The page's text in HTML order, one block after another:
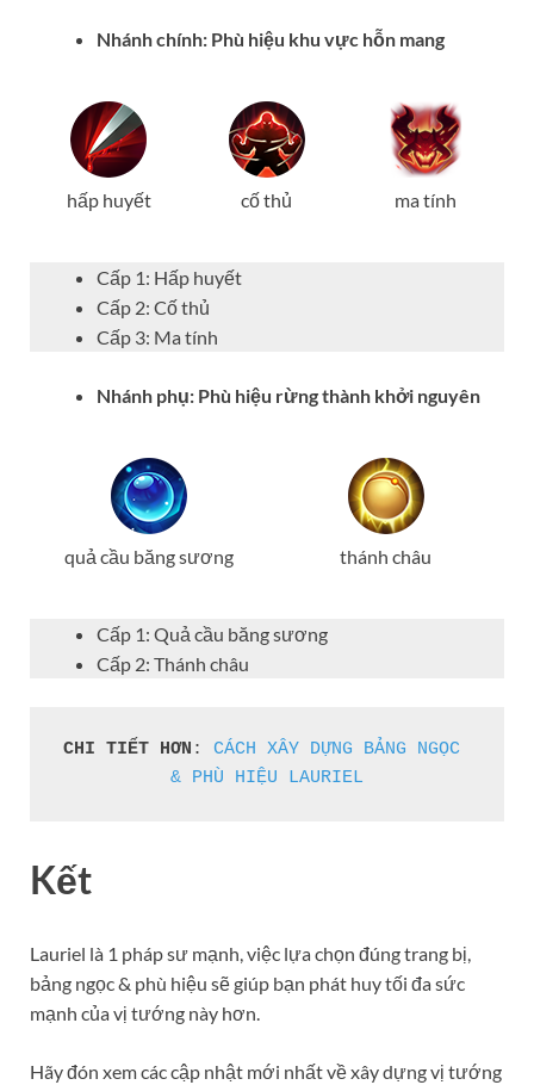
Nhánh chính: Phù hiệu khu vực hỗn mang
hấp huyết cố thủ ma tính
Cấp 1: Hấp huyết
Cấp 2: Cố thủ
Cấp 3: Ma tính
Nhánh phụ: Phù hiệu rừng thành khởi nguyên
quả cầu băng sương thánh châu
Cấp 1: Quả cầu băng sương
Cấp 2: Thánh châu
CHI TIẾT HƠN : CÁCH XÂY DỰNG BẢNG NGỌC
& PHÙ HIỆU LAURIEL
Kết
Lauriel là 1 pháp sư mạnh, việc lựa chọn đúng trang bị,
bảng ngọc & phù hiệu sẽ giúp bạn phát huy tối đa sức
mạnh của vị tướng này hơn.
Hãy đón xem các cập nhật mới nhất về xây dựng vị tướng